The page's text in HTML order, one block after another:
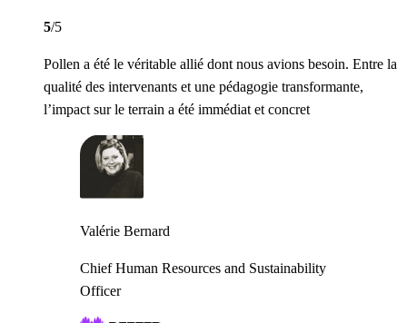
5/5
Pollen a été le véritable allié dont nous avions besoin. Entre la
qualité des intervenants et une pédagogie transformante,
l’impact sur le terrain a été immédiat et concret
Valérie Bernard
Chief Human Resources and Sustainability
Officer